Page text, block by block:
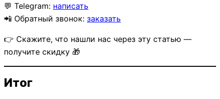
💬 Telegram: написать
📲 Обратный звонок: заказать
👉 Скажите, что нашли нас через эту статью —
получите скидку 🎁
Итог